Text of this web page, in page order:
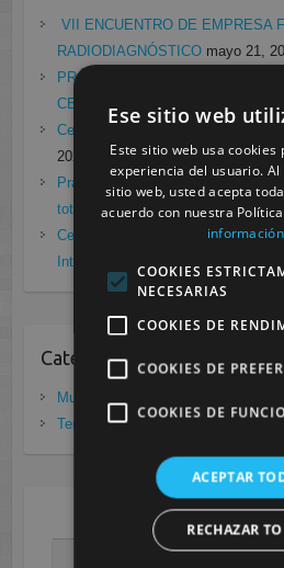
VII ENCUENTRO DE EMPRESA
RADIODIAGNÓSTICO mayo 21,
PRÁCTICAS EN EL
CESUR MURCIA
febrero 4, 2021
Cesur Murcia en directo con Pedro
2021
Prácticas de Radiología Simple en
total frente a Covid19 enero 26,
Cesur Murcia: Premio Especial FP,
Internacional Enfermedades raras
Categorias
Murcia
Tenerife (20)
AGOSTO
X J
Ese sitio web
Este sitio web usa
experiencia del usuario.
sitio web, usted acepta
acuerdo con nuestra
información
COOKIES
NECESARIAS
COOKIES DE
COOKIES DE
COOKIES DE
ACEPTAR
RECHAZAR